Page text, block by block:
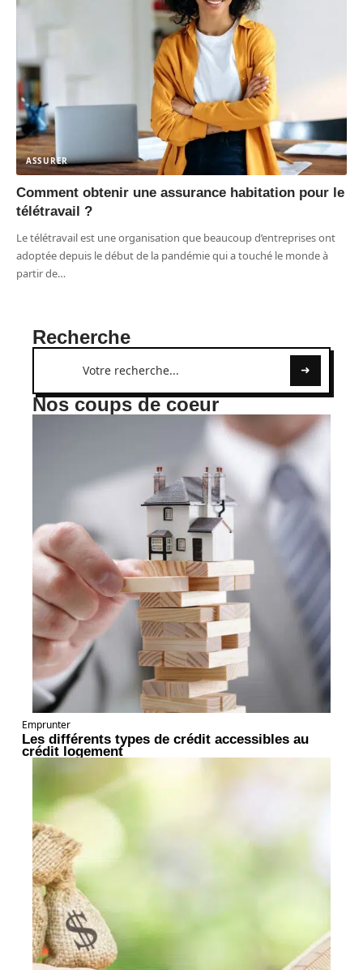
ASSURER
Comment obtenir une assurance habitation pour le
télétravail ?
Le télétravail est une organisation que beaucoup d’entreprises ont
adoptée depuis le début de la pandémie qui a touché le monde à
partir de…
Recherche
Nos coups de coeur
Emprunter
Les différents types de crédit accessibles au
crédit logement